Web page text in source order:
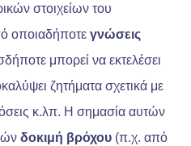
στοιχείων του
οποιαδήποτε γνώσεις
μπορεί να εκτελέσει
ζητήματα σχετικά με
κ.λπ. Η σημασία αυτών
δοκιμή βρόχου (π.χ. από